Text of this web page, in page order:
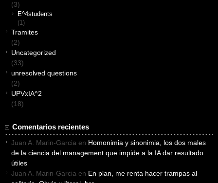
(3)
E^4students
(1)
Tramites
(2)
Uncategorized
(33)
unresolved questions
(2)
UPVxIA^2
(18)
Comentarios recientes
Juan A. Marin-Garcia en Homonimia y sinonimia, los dos males
de la ciencia del management que impide a la IA dar resultado
útiles
Juan A. Marin-Garcia en En plan, me renta hacer trampas al